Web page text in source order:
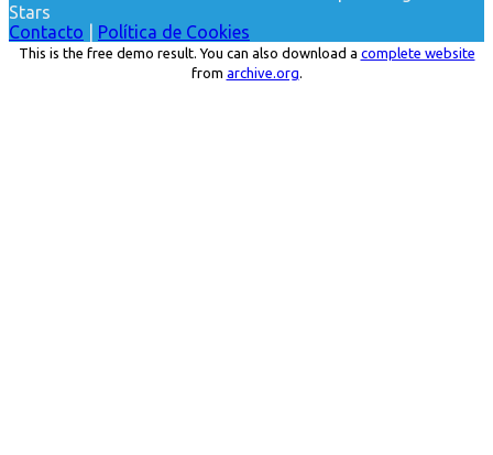
Stars
Contacto
Política de Cookies
This is the free demo result. You can also download a complete website
from archive.org.